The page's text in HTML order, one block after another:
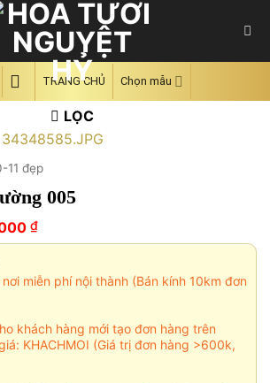
TRANG CHỦ Chọn mẫu
LỌC
11 đẹp
005
₫.
₫Giá
hiện
600.000 ₫.
miễn phí nội thành (Bán kính 10km đơn
khách hàng mới tạo đơn hàng trên
KHACHMOI (Giá trị đơn hàng >600k,